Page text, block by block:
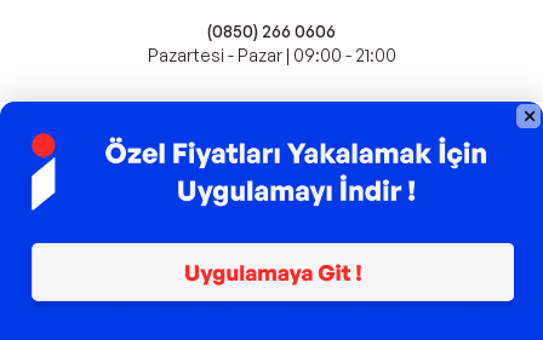
Popüler Markalar
Farmasi
Xiaomi
Lavazza
Fashcolle
Pro Plan
(0850) 266 0606
Pazartesi - Pazar | 09:00 - 21:00